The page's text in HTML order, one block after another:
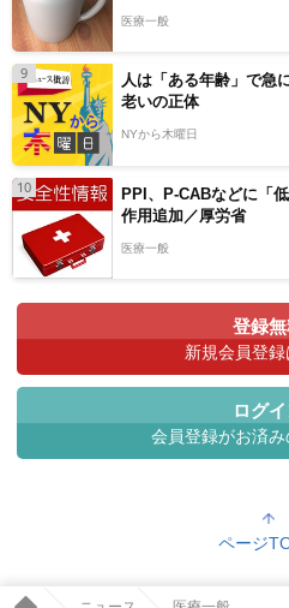
医療一般
9
人は「ある年齢」で急
老いの正体
NYから木曜日
10
PPI、P-CABなどに「
作用追加／厚労省
医療一般
登録
新規会員登録
ログ
会員登録がお済
ページ